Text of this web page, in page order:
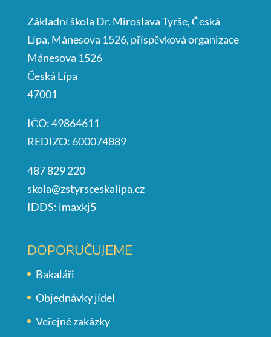
Základní škola Dr. Miroslava Tyrše, Česká
Lípa, Mánesova 1526, příspěvková organizace
Mánesova 1526
Česká Lípa
47001
IČO: 49864611
REDIZO: 600074889
487 829 220
skola@zstyrsceskalipa.cz
IDDS: imaxkj5
DOPORUČUJEME
Bakaláři
Objednávky jídel
Veřejné zakázky